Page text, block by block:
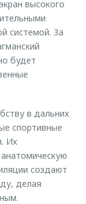
высокого
системой. За
будет
в дальних
спортивные
Их
создают
делая